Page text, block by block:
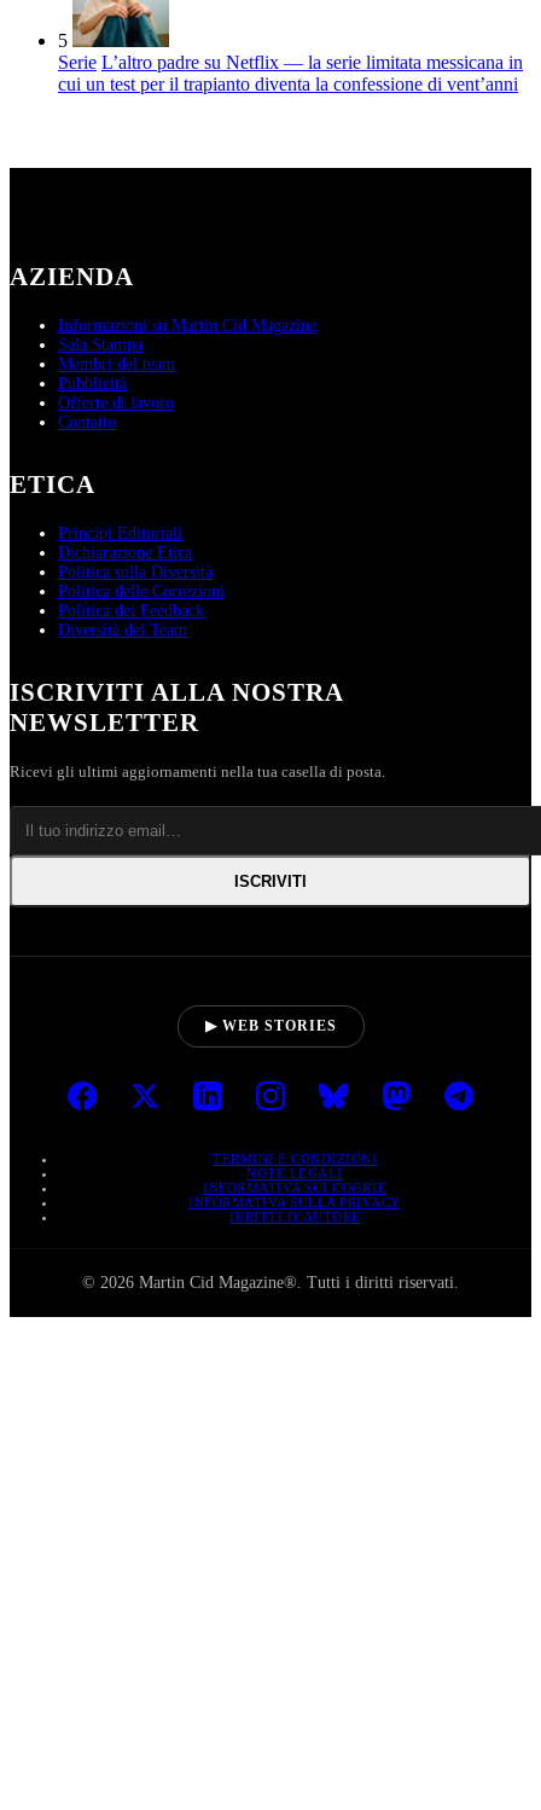
5
Serie L’altro padre su Netflix — la serie limitata messicana in
cui un test per il trapianto diventa la confessione di vent’anni
AZIENDA
Informazioni su Martin Cid Magazine
Sala Stampa
Membri del team
Pubblicità
Offerte di lavoro
Contatto
ETICA
Principi Editoriali
Dichiarazione Etica
Politica sulla Diversità
Politica delle Correzioni
Politica dei Feedback
Diversità del Team
ISCRIVITI ALLA NOSTRA
NEWSLETTER
Ricevi gli ultimi aggiornamenti nella tua casella di posta.
ISCRIVITI
▶ WEB STORIES
TERMINI E CONDIZIONI
NOTE LEGALI
INFORMATIVA SUI COOKIE
INFORMATIVA SULLA PRIVACY
DIRITTI D’AUTORE
© 2026 Martin Cid Magazine®. Tutti i diritti riservati.